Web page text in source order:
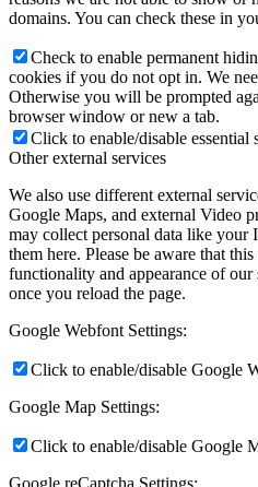
domains. You can check these in
Check to enable permanent
cookies if you do not opt in. We
Otherwise you will be prompted
browser window or new a tab.
Click to enable/disable essential
Other external services
We also use different external
Google Maps, and external Video
may collect personal data like your
them here. Please be aware that
functionality and appearance of
once you reload the page.
Google Webfont Settings:
Click to enable/disable Google
Google Map Settings:
Click to enable/disable Google
Google reCaptcha Settings: